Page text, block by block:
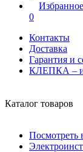
Избранное
0
Контакты
Доставка
Гарантия и
КЛЕПКА –
Каталог товаров
Посмотреть